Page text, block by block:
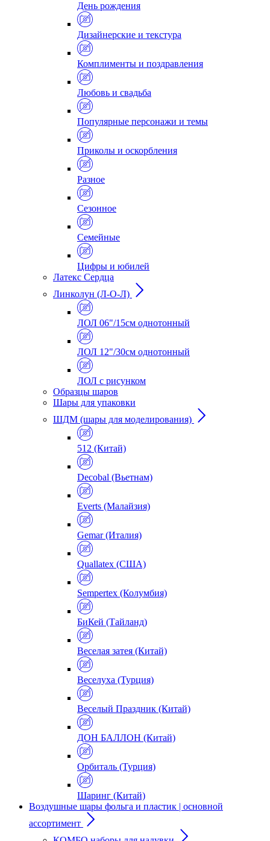
День рождения
Дизайнерские и текстура
Комплименты и поздравления
Любовь и свадьба
Популярные персонажи и темы
Приколы и оскорбления
Разное
Сезонное
Семейные
Цифры и юбилей
Латекс Сердца
Линколун (Л-О-Л)
ЛОЛ 06"/15см однотонный
ЛОЛ 12"/30см однотонный
ЛОЛ с рисунком
Образцы шаров
Шары для упаковки
ШДМ (шары для моделирования)
512 (Китай)
Decobal (Вьетнам)
Everts (Малайзия)
Gemar (Италия)
Quallatex (США)
Sempertex (Колумбия)
БиКей (Тайланд)
Веселая затея (Китай)
Веселуха (Турция)
Веселый Праздник (Китай)
ДОН БАЛЛОН (Китай)
Орбиталь (Турция)
Шаринг (Китай)
Воздушные шары фольга и пластик | основной
ассортимент